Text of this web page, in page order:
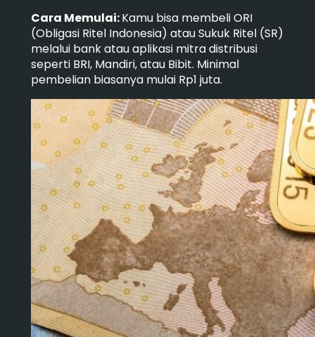
Cara Memulai:Kamu bisa membeli ORI
(Obligasi Ritel Indonesia) atau Sukuk Ritel (SR)
melalui bank atau aplikasi mitra distribusi
seperti BRI, Mandiri, atau Bibit. Minimal
pembelian biasanya mulai Rp1 juta.